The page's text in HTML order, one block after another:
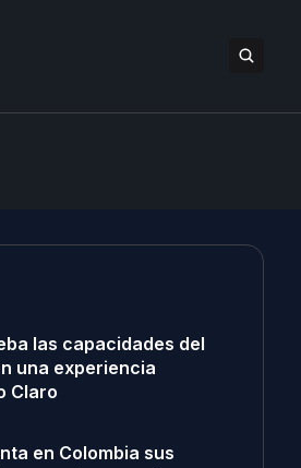
las capacidades del
una experiencia
Claro
en Colombia sus